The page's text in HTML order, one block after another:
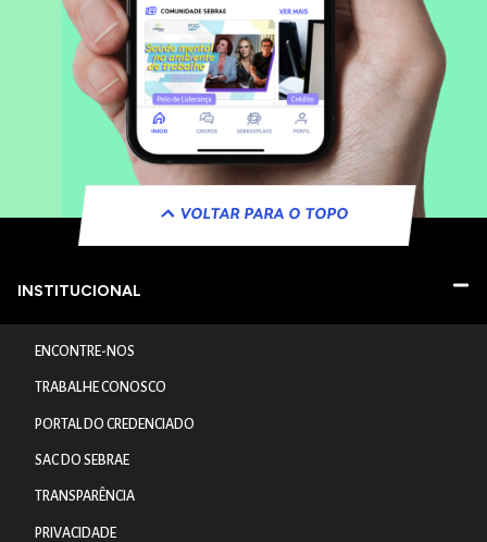
VOLTAR PARA O TOPO
INSTITUCIONAL
ENCONTRE-NOS
TRABALHE CONOSCO
PORTAL DO CREDENCIADO
SAC DO SEBRAE
TRANSPARÊNCIA
PRIVACIDADE